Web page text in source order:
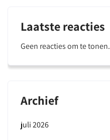
Laatste reacties
Geen reacties om te tonen.
Archief
juli 2026